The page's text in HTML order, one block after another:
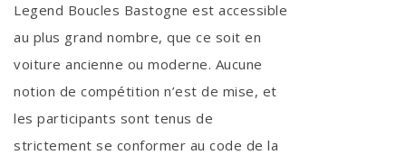
Legend Boucles Bastogne est accessible
au plus grand nombre, que ce soit en
voiture ancienne ou moderne. Aucune
notion de compétition n’est de mise, et
les participants sont tenus de
strictement se conformer au code de la